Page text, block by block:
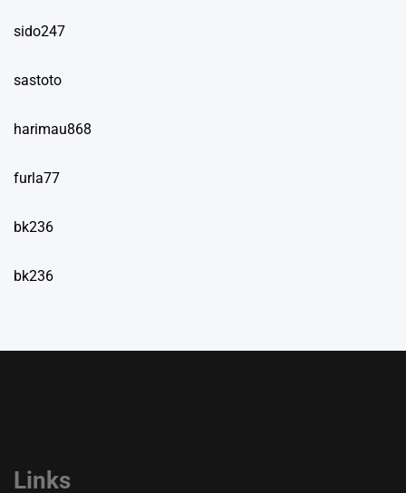
sido247
sastoto
harimau868
furla77
bk236
bk236
Links